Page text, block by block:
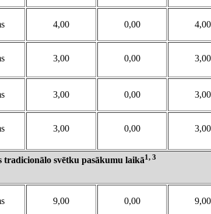
4,00 0,00 4,00
3,00 0,00 3,00
3,00 0,00 3,00
3,00 0,00 3,00
tradicionālo svētku pasākumu laikā1, 3
9,00 0,00 9,00